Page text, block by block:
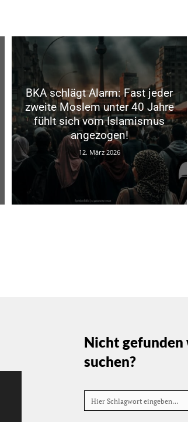
BKA schlägt Alarm: Fast jeder
zweite Moslem unter 40 Jahre
fühlt sich vom Islamismus
angezogen!
12. März 2026
Nicht gefunden
suchen?
Hier Schlagwort eingeben…